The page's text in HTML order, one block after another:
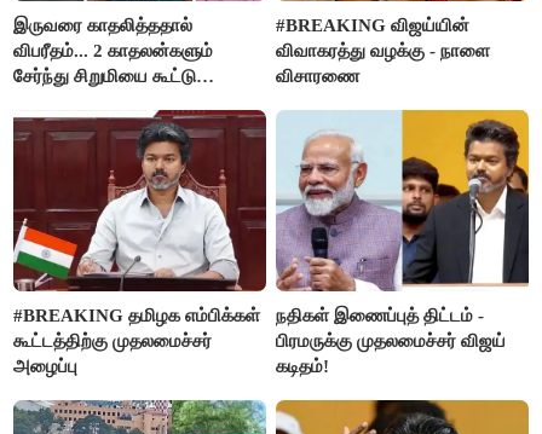
இருவரை காதலித்ததால்
விபரீதம்... 2 காதலன்களும்
சேர்ந்து சிறுமியை கூட்டு
செய்த கொடூரம்
#BREAKING விஜய்யின்
விவாகரத்து வழக்கு - நாளை
விசாரணை
#BREAKING தமிழக எம்பிக்கள்
கூட்டத்திற்கு முதலமைச்சர்
அழைப்பு
நதிகள் இணைப்புத் திட்டம் -
பிரமருக்கு முதலமைச்சர் விஜய்
கடிதம்!